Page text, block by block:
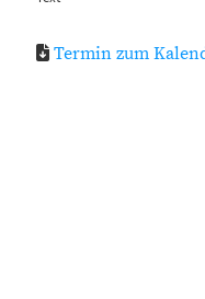
Termin zum